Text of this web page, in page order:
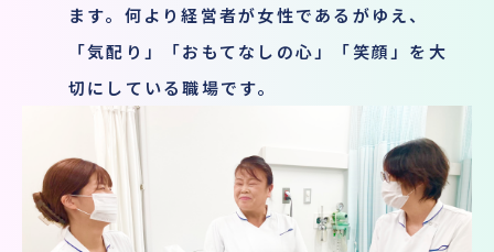
ます。何より経営者が女性であるがゆえ、
「気配り」「おもてなしの心」「笑顔」を大
切にしている職場です。